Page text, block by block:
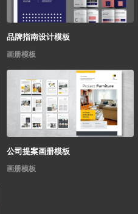
品牌指南设计模板
画册模板
公司提案画册模板
画册模板